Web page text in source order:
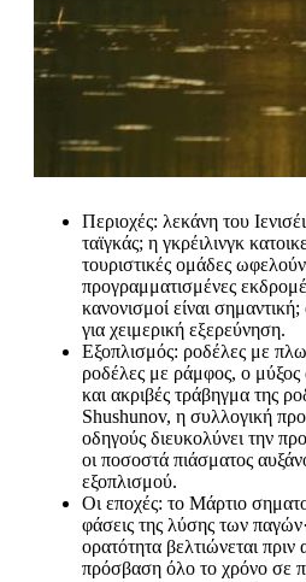
Περιοχές: λεκάνη του
ταϊγκάς; η γκρέιλινγκ
τουριστικές ομάδες
προγραμματισμένες
κανονισμοί είναι σημαντική;
για χειμερική εξερεύνηση.
Εξοπλισμός: ροδέλες με
ροδέλες με ράμφος, ο μύξος
και ακριβές τράβηγμα της
Shushunov, η συλλογική
οδηγούς διευκολύνει την
οι ποσοστά πιάσματος
εξοπλισμού.
Οι εποχές: το Μάρτιο
φάσεις της λύσης των
ορατότητα βελτιώνεται πριν
πρόσβαση όλο το χρόνο σε